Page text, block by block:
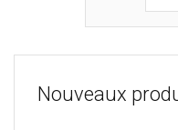
Nouveaux